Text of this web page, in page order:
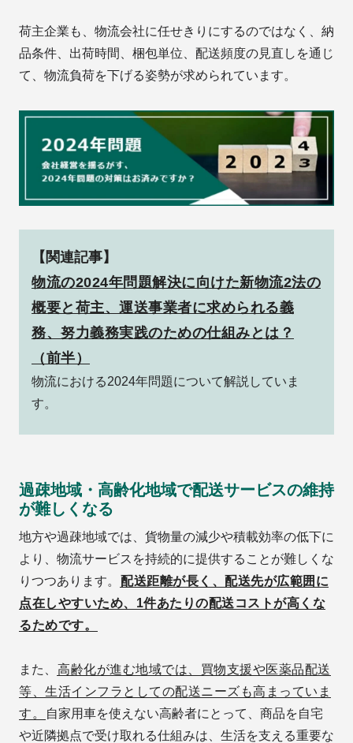
荷主企業も、物流会社に任せきりにするのではなく、納
品条件、出荷時間、梱包単位、配送頻度の見直しを通じ
て、物流負荷を下げる姿勢が求められています。
【関連記事】
物流の2024年問題解決に向けた新物流2法の
概要と荷主、運送事業者に求められる義
務、努力義務実践のための仕組みとは？
（前半）
物流における2024年問題について解説していま
す。
過疎地域・高齢化地域で配送サービスの維持
が難しくなる
地方や過疎地域では、貨物量の減少や積載効率の低下に
より、物流サービスを持続的に提供することが難しくな
りつつあります。 配送距離が長く、配送先が広範囲に
点在しやすいため、1件あたりの配送コストが高くな
るためです。
また、 高齢化が進む地域では、買物支援や医薬品配送
等、生活インフラとしての配送ニーズも高まっていま
す。
自家用車を使えない高齢者にとって、商品を自宅
や近隣拠点で受け取れる仕組みは、生活を支える重要な